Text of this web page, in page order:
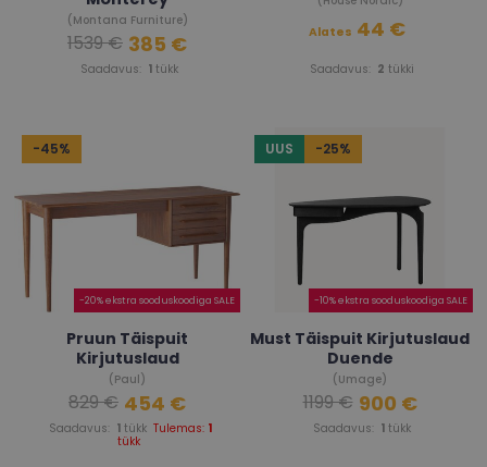
(Montana Furniture)
Saadavus: 1tükk
1539 € 385 €
Saadavus: 2 tükki
Alates 44 €
-45%
-20% ekstra sooduskoodiga SALE
Pruun Täispuit
Kirjutuslaud
(Paul)
Saadavus: 1 tükk Tulemas: 1
tükk
829 € 454 €
UUS -25%
-10% ekstra sooduskoodiga SALE
Must Täispuit Kirjutuslaud
Duende
(Umage)
Saadavus: 1tükk
1199 € 900 €